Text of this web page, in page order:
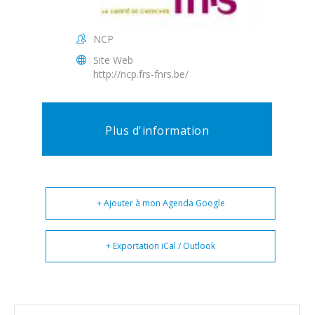
NCP
Site Web
http://ncp.frs-fnrs.be/
Plus d'information
+ Ajouter à mon Agenda Google
+ Exportation iCal / Outlook